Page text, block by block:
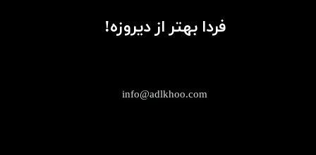
info@adlkhoo.com
فردا بهتر از دیروزه!